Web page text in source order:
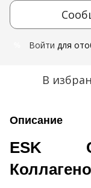
Войти для
В
Описание
ESK